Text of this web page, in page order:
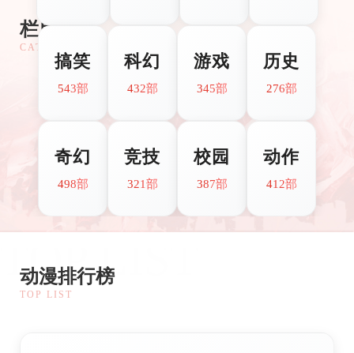
栏目分类
CATEGORIES
搞笑
543部
科幻
432部
游戏
345部
历史
276部
奇幻
498部
竞技
321部
校园
387部
动作
412部
TOP LIST
动漫排行榜
TOP LIST